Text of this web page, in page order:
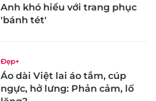
Anh khó hiểu với trang phục
'bánh tét'
Đẹp+
Áo dài Việt lai áo tắm, cúp
ngực, hở lưng: Phản cảm, lố